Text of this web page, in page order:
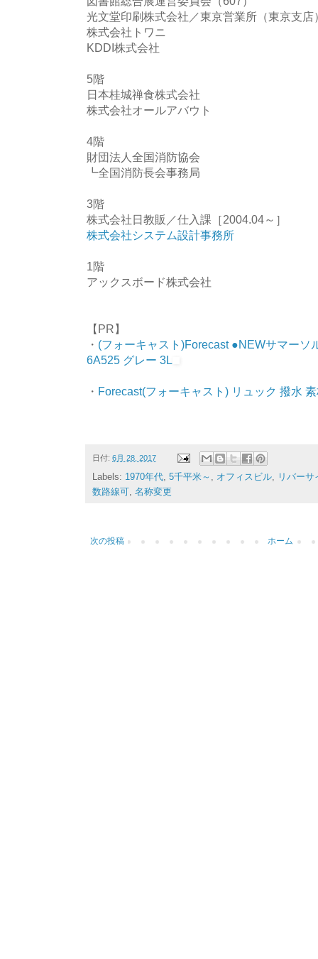
光文堂印刷株式会社／東京営業所（東京支店
株式会社トワニ
KDDI株式会社
5階
日本桂城禅食株式会社
株式会社オールアバウト
4階
財団法人全国消防協会
┗全国消防長会事務局
3階
株式会社日教販／仕入課［2004.04～］
株式会社システム設計事務所
1階
アックスボード株式会社
【PR】
・ (フォーキャスト)Forecast ●NEWサマーソ
6A525 グレー 3L
・ Forecast(フォーキャスト) リュック 撥水
日付: 6月 28, 2017
Labels: 1970年代, 5千平米～ , オフィスビル, リバーサ
数路線可, 名称変更
次の投稿 ホーム